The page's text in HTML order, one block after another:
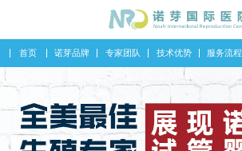
首页 诺芽品牌 专家团队 技术优势 服务流程